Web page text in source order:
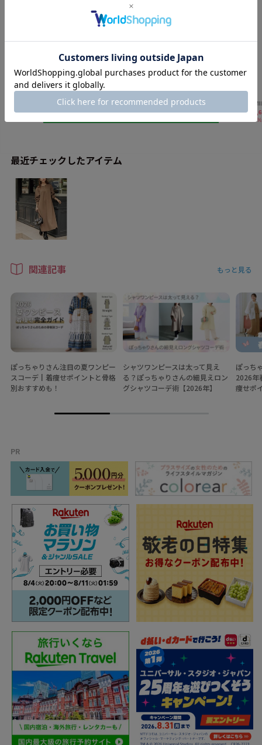
最近チェックしたアイテム
関連記事 もっと見る
ぽっちゃりさん注目の夏ワンピー
スコーデ┃着痩せポイントと骨格
別おすすめも！
シャツワンピースは太って見え
る？ぽっちゃりさんの細見えロン
グシャツコーデ術【2026年】
ぽっち
2026年
痩せポ
PR